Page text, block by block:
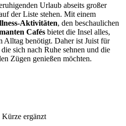
Urlaub abseits großer
der Liste stehen. Mit einem
Aktivitäten, den beschaulichen
Cafés bietet die Insel alles,
Alltag benötigt. Daher ist Juist für
sich nach Ruhe sehnen und die
Zügen genießen möchten.
Kürze ergänzt